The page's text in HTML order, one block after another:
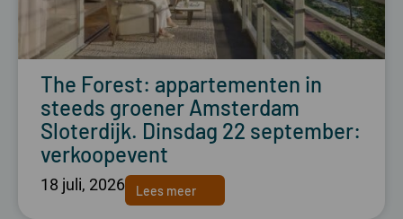
The Forest: appartementen in
steeds groener Amsterdam
Sloterdijk. Dinsdag 22 september:
verkoopevent
18 juli, 2026 Lees meer